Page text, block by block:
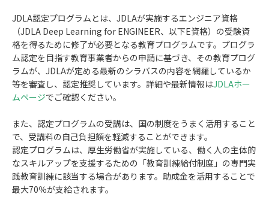
JDLA認定プログラムとは、JDLAが実施するエンジニア資格
（JDLA Deep Learning for ENGINEER、以下E資格）の受験資
格を得るために修了が必要となる教育プログラムです。プログラ
ム認定を目指す教育事業者からの申請に基づき、その教育プログ
ラムが、JDLAが定める最新のシラバスの内容を網羅しているか
等を審査し、認定推奨しています。詳細や最新情報はJDLAホー
ムページでご確認ください。
また、認定プログラムの受講は、国の制度をうまく活用すること
で、受講料の自己負担額を軽減することができます。
認定プログラムは、厚生労働省が実施している、働く人の主体的
なスキルアップを支援するための「教育訓練給付制度」の専門実
践教育訓練に該当する場合があります。助成金を活用することで
最大70％が支給されます。